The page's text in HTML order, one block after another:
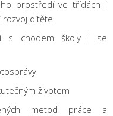
prostředí ve třídách i
dítěte
s chodem školy i se
životem
metod práce a